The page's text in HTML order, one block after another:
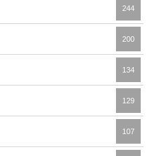
244
200
134
129
107